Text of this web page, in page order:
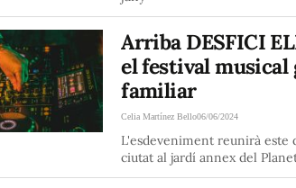
Arriba DESFICI
el festival
familiar
Celia Martínez Bello06/06/2024
L'esdeveniment reunirà este
ciutat al jardí annex del